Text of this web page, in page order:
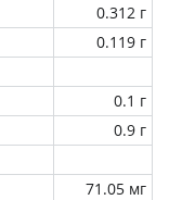
0.312 г
0.119 г
0.1 г
0.9 г
71.05 мг